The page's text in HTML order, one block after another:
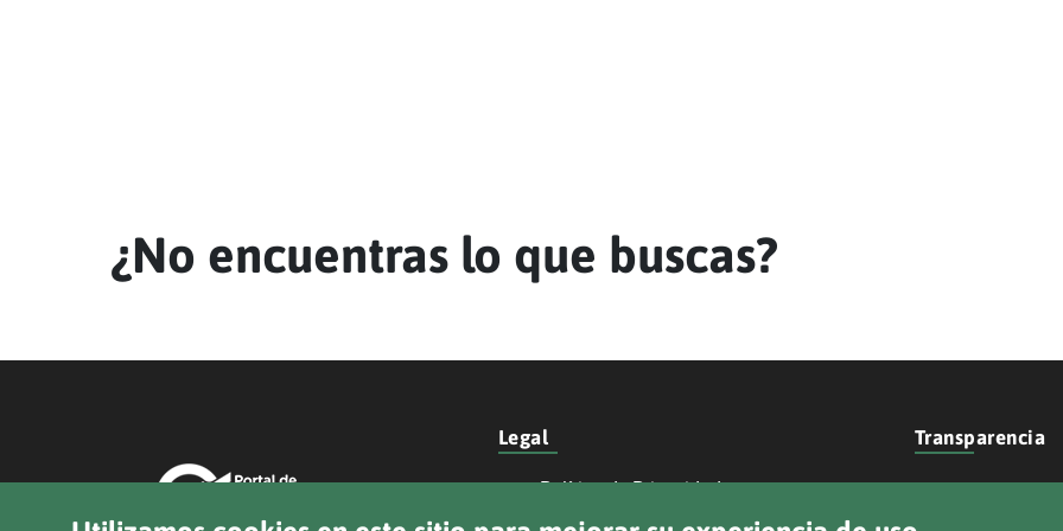
¿No encuentras lo que buscas?
Legal
Política de Privacidad
Transparencia